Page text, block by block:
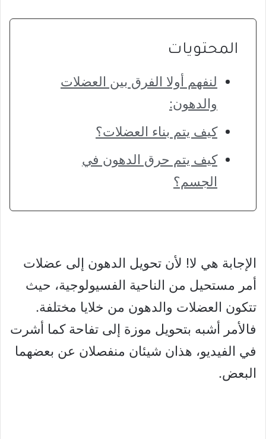
المحتويات
لنفهم أولا الفرق بين العضلات
والدهون:
كيف يتم بناء العضلات؟
كيف يتم حرق الدهون في
الجسم؟
الإجابة هي لا! لأن تحويل الدهون إلى عضلات
أمر مستحيل من الناحية الفسيولوجية، حيث
تتكون العضلات والدهون من خلايا مختلفة.
فالأمر أشبه بتحويل موزة إلى تفاحة كما أشرت
في الفيديو، هذان شيئان منفصلان عن بعضهما
البعض.